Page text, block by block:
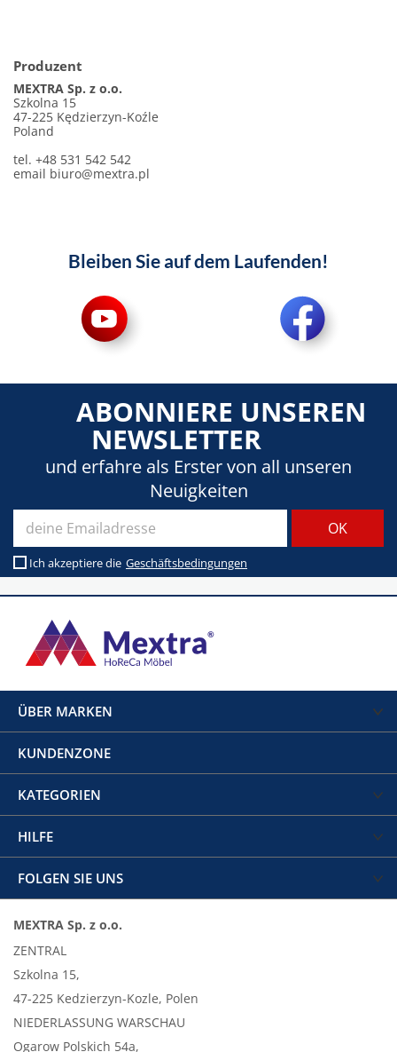
Produzent
MEXTRA Sp. z o.o.
Szkolna 15
47-225 Kędzierzyn-Koźle
Poland
tel. +48 531 542 542
email biuro@mextra.pl
Bleiben Sie auf dem Laufenden!
ABONNIERE UNSEREN
NEWSLETTER
und erfahre als Erster von all unseren
Neuigkeiten
Ich akzeptiere die Geschäftsbedingungen
ÜBER MARKEN
KUNDENZONE
KATEGORIEN
HILFE
FOLGEN SIE UNS
MEXTRA Sp. z o.o.
ZENTRAL
Szkolna 15,
47-225 Kedzierzyn-Kozle, Polen
NIEDERLASSUNG WARSCHAU
Ogarow Polskich 54a,